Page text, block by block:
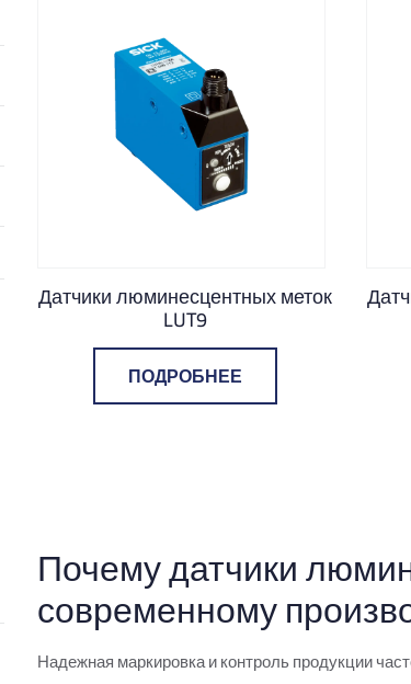
Датчики люминесцентных меток
LUT9
ПОДРОБНЕЕ
Почему датчики
современному
Надежная маркировка и контроль продукции